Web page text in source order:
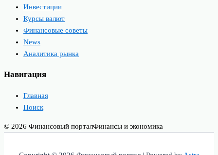
Инвестиции
Курсы валют
Финансовые советы
News
Аналитика рынка
Навигация
Главная
Поиск
© 2026 Финансовый порталФинансы и экономика